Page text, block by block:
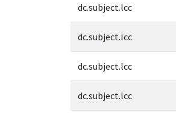
dc.subject.lcc
dc.subject.lcc
dc.subject.lcc
dc.subject.lcc